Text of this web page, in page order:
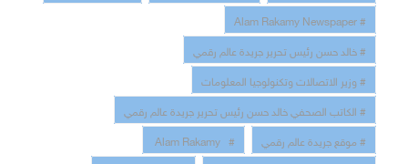
# Alam Rakamy Newspaper
# خالد حسن رئيس تحرير جريدة عالم رقمي
# وزير الاتصالات وتكنولوجيا المعلومات
# الكاتب الصحفي خالد حسن رئيس تحرير جريدة عالم رقمي
# موقع جريدة عالم رقمي
# Alam Rakamy